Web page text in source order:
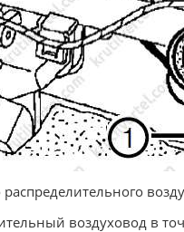
воздуховод в